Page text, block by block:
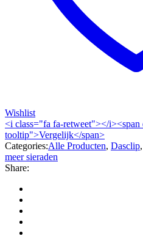
Wishlist
<i class="fa fa-retweet"></
tooltip">Vergelijk</span>
Categories:Alle Producten, Dasclip,
meer sieraden
Share: